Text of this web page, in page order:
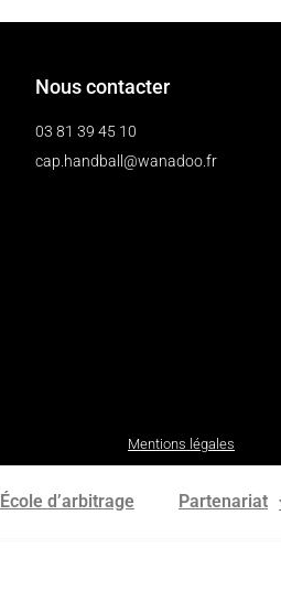
Nous contacter
03 81 39 45 10
cap.handball@wanadoo.fr
Mentions légales
École d’arbitrage Partenariat